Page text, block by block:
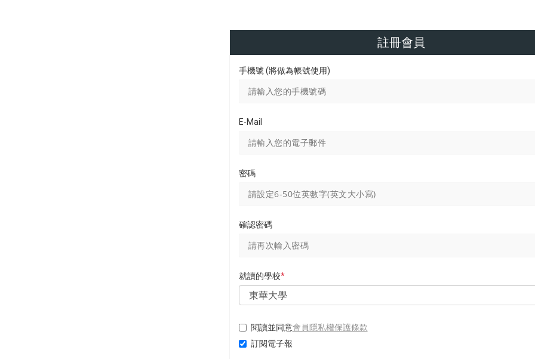
註冊會員
手機號 (將做為帳號使用)
E-Mail
密碼
確認密碼
就讀的學校*
閱讀並同意會員隱私權保護條款
訂閱電子報